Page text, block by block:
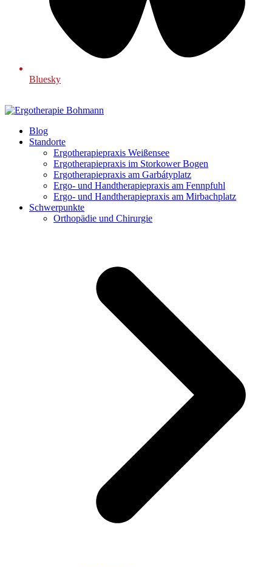
Bluesky
Blog
Standorte
Ergotherapiepraxis Weißensee
Ergotherapiepraxis im Storkower Bogen
Ergotherapiepraxis am Garbátyplatz
Ergo- und Handtherapiepraxis am Fennpfuhl
Ergo- und Handtherapiepraxis am Mirbachplatz
Schwerpunkte
Orthopädie und Chirurgie